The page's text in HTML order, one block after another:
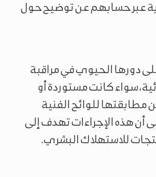
عبر حسابهم عن توضيح حول
دورها الحيوي في مراقبة
سواء كانت مستوردة أو
مطابقتها للوائح الفنية
أن هذه الإجراءات تهدف إلى
للاستهلاك البشري.